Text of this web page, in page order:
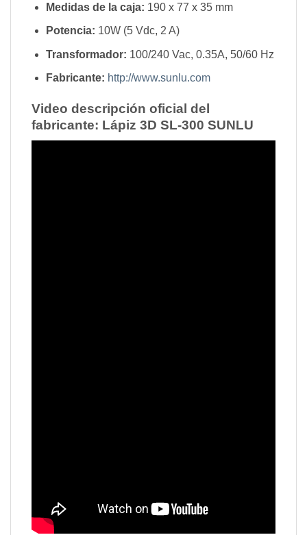
Medidas de la caja: 190 x 77 x 35 mm
Potencia: 10W (5 Vdc, 2 A)
Transformador: 100/240 Vac, 0.35A, 50/60 Hz
Fabricante: http://www.sunlu.com
Video descripción oficial del
fabricante: Lápiz 3D SL-300 SUNLU